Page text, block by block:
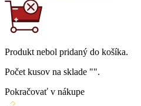
Produkt nebol pridaný do košíka.
Počet kusov na sklade "".
Pokračovať v nákupe